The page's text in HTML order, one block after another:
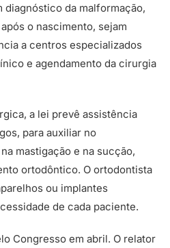
da malformação,
o nascimento, sejam
a centros especializados
e agendamento da cirurgia
a lei prevê assistência
para auxiliar no
mastigação e na sucção,
ortodôntico. O ortodontista
ou implantes
de cada paciente.
Congresso em abril. O relator